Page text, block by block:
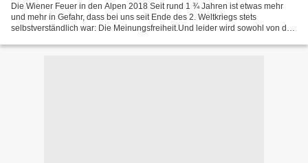
Die Wiener Feuer in den Alpen 2018 Seit rund 1 ¾ Jahren ist etwas mehr
und mehr in Gefahr, dass bei uns seit Ende des 2. Weltkriegs stets
selbstverständlich war: Die Meinungsfreiheit.Und leider wird sowohl von den